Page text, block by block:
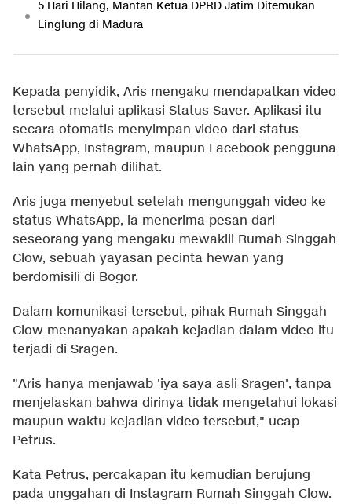
5 Hari Hilang, Mantan Ketua DPRD Jatim Ditemukan
Linglung di Madura
Kepada penyidik, Aris mengaku mendapatkan video
tersebut melalui aplikasi Status Saver. Aplikasi itu
secara otomatis menyimpan video dari status
WhatsApp, Instagram, maupun Facebook pengguna
lain yang pernah dilihat.
Aris juga menyebut setelah mengunggah video ke
status WhatsApp, ia menerima pesan dari
seseorang yang mengaku mewakili Rumah Singgah
Clow, sebuah yayasan pecinta hewan yang
berdomisili di Bogor.
Dalam komunikasi tersebut, pihak Rumah Singgah
Clow menanyakan apakah kejadian dalam video itu
terjadi di Sragen.
"Aris hanya menjawab 'iya saya asli Sragen', tanpa
menjelaskan bahwa dirinya tidak mengetahui lokasi
maupun waktu kejadian video tersebut," ucap
Petrus.
Kata Petrus, percakapan itu kemudian berujung
pada unggahan di Instagram Rumah Singgah Clow.